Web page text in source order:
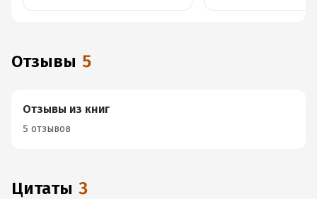
Отзывы 5
Отзывы из книг
5 отзывов
Цитаты 3